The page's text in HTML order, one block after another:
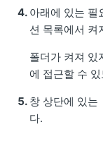
아래에 있는 필
션 목록에서 켜
폴더가 켜져 있
에 접근할 수
창 상단에 있는
다.